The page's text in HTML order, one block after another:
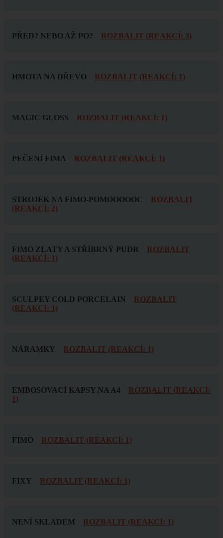
PŘED? NEBO AŽ PO? ROZBALIT (REAKCÍ: 3)
HMOTA NA DŘEVO ROZBALIT (REAKCÍ: 1)
MAGIC GLOSS ROZBALIT (REAKCÍ: 1)
PEČENÍ FIMA ROZBALIT (REAKCÍ: 1)
STROJEK NA FIMO-POMOOOOOC
ROZBALIT
(REAKCÍ: 2)
FIMO ZLATY A STŘÍBRNÝ PUDR
ROZBALIT
(REAKCÍ: 1)
SCULPEY COLD PORCELAIN
ROZBALIT
(REAKCÍ: 1)
NÁRAMKY ROZBALIT (REAKCÍ: 1)
EMBOSOVACÍ KAPSY NA A4
ROZBALIT (REAKCÍ:
1)
FIMO ROZBALIT (REAKCÍ: 1)
FIXY ROZBALIT (REAKCÍ: 1)
NENÍ SKLADEM ROZBALIT (REAKCÍ: 1)